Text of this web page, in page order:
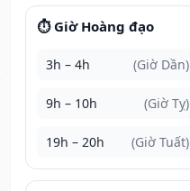
⏱️ Giờ Hoàng đạo
3h – 4h (Giờ Dần)
9h – 10h (Giờ Tỵ)
19h – 20h (Giờ Tuất)